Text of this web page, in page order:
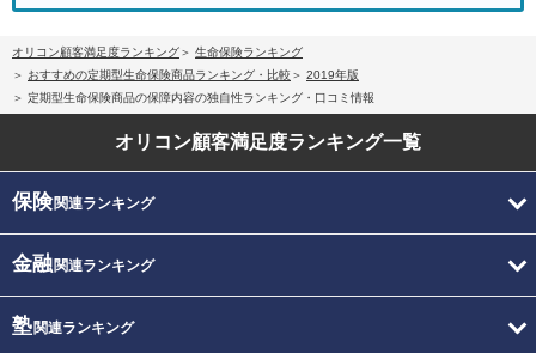
オリコン顧客満足度ランキング
生命保険ランキング
おすすめの定期型生命保険商品ランキング・比較
2019年版
定期型生命保険商品の保障内容の独自性ランキング・口コミ情報
オリコン顧客満足度ランキング一覧
保険関連ランキング
金融関連ランキング
塾関連ランキング